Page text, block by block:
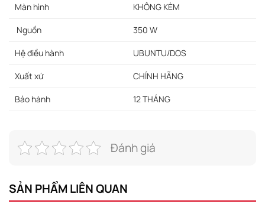
Màn hình KHÔNG KÈM
Nguồn 350 W
Hệ điều hành UBUNTU/DOS
Xuất xứ CHÍNH HÃNG
Bảo hành 12 THÁNG
Đánh giá
SẢN PHẨM LIÊN QUAN